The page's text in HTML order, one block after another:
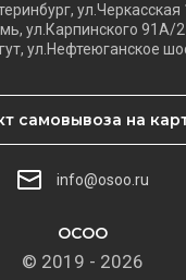
ОСОО
© 2019 - 2026
ул.Черкасская
ул.Карпинского 91А/2
ул.Нефтеюганское
самовывоза на
info@osoo.ru